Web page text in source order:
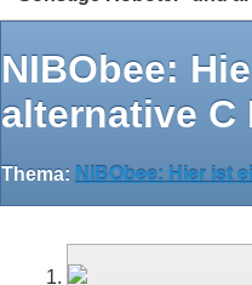
NIBObee:
alternative C
Thema: NIBObee: Hier ist